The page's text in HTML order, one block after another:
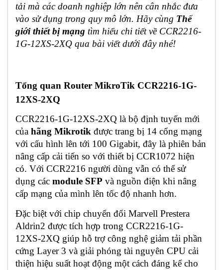
tải mà các doanh nghiệp lớn nên cân nhắc đưa
vào sử dụng trong quy mô lớn. Hãy cùng Thế
giới thiết bị mạng tìm hiểu chi tiết về CCR2216-
1G-12XS-2XQ qua bài viết dưới đây nhé!
Tổng quan Router MikroTik CCR2216-1G-
12XS-2XQ
CCR2216-1G-12XS-2XQ là bộ định tuyến mới
của hãng Mikrotik được trang bị 14 cổng mạng
với cấu hình lên tới 100 Gigabit, đây là phiên bản
nâng cấp cải tiến so với thiết bị CCR1072 hiện
có. Với CCR2216 người dùng vẫn có thể sử
dụng các module SFP và nguồn điện khi nâng
cấp mạng của mình lên tốc độ nhanh hơn.
Đặc biệt với chip chuyển đổi Marvell Prestera
Aldrin2 được tích hợp trong CCR2216-1G-
12XS-2XQ giúp hỗ trợ công nghệ giảm tải phần
cứng Layer 3 và giải phóng tài nguyên CPU cải
thiện hiệu suất hoạt động một cách đáng kể cho